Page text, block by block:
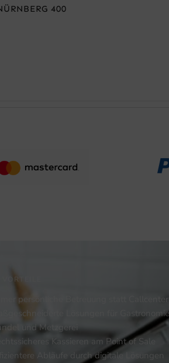
400
VORTEILE
persönliche Betreuung statt Callcenter
Lösungen für
und Metzgerei
Kassieren am Point of Sale
Abläufe durch digitale Lösungen